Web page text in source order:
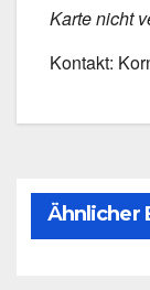
Kar­te nicht
Kon­takt:
Ähnlicher